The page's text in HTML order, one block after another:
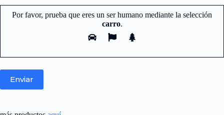
Por favor, prueba que eres un ser humano mediante la selección
carro.